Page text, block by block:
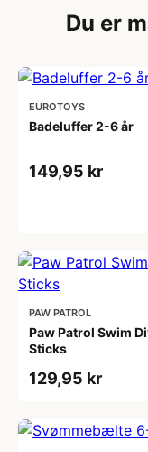
Du er
EUROTOYS
Badeluffer 2-6 år
149,95 kr
PAW PATROL
Paw Patrol Swim
Sticks
129,95 kr